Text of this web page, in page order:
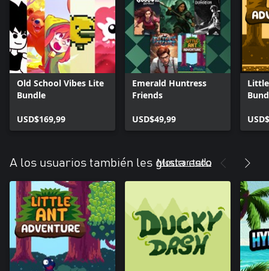
Old School Vibes Lite
Bundle
USD$169,99
Emerald Huntress
Friends
USD$49,99
A los usuarios también les gusta esto
Mostrar todo